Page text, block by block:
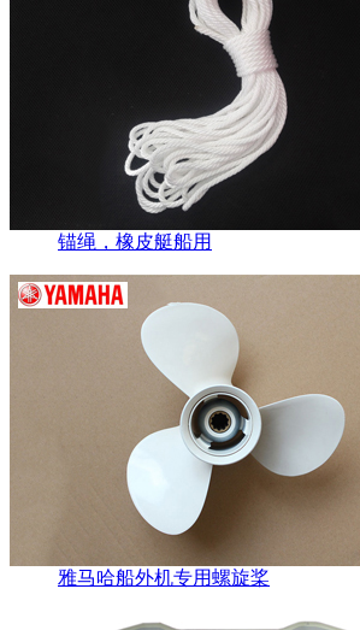
锚绳，橡皮艇船用
雅马哈船外机专用螺旋桨